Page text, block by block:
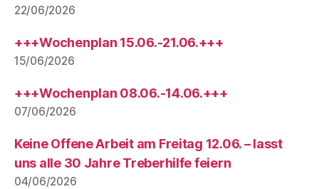
22/06/2026
+++Wochenplan 15.06.-21.06.+++
15/06/2026
+++Wochenplan 08.06.-14.06.+++
07/06/2026
Keine Offene Arbeit am Freitag 12.06. – lasst
uns alle 30 Jahre Treberhilfe feiern
04/06/2026